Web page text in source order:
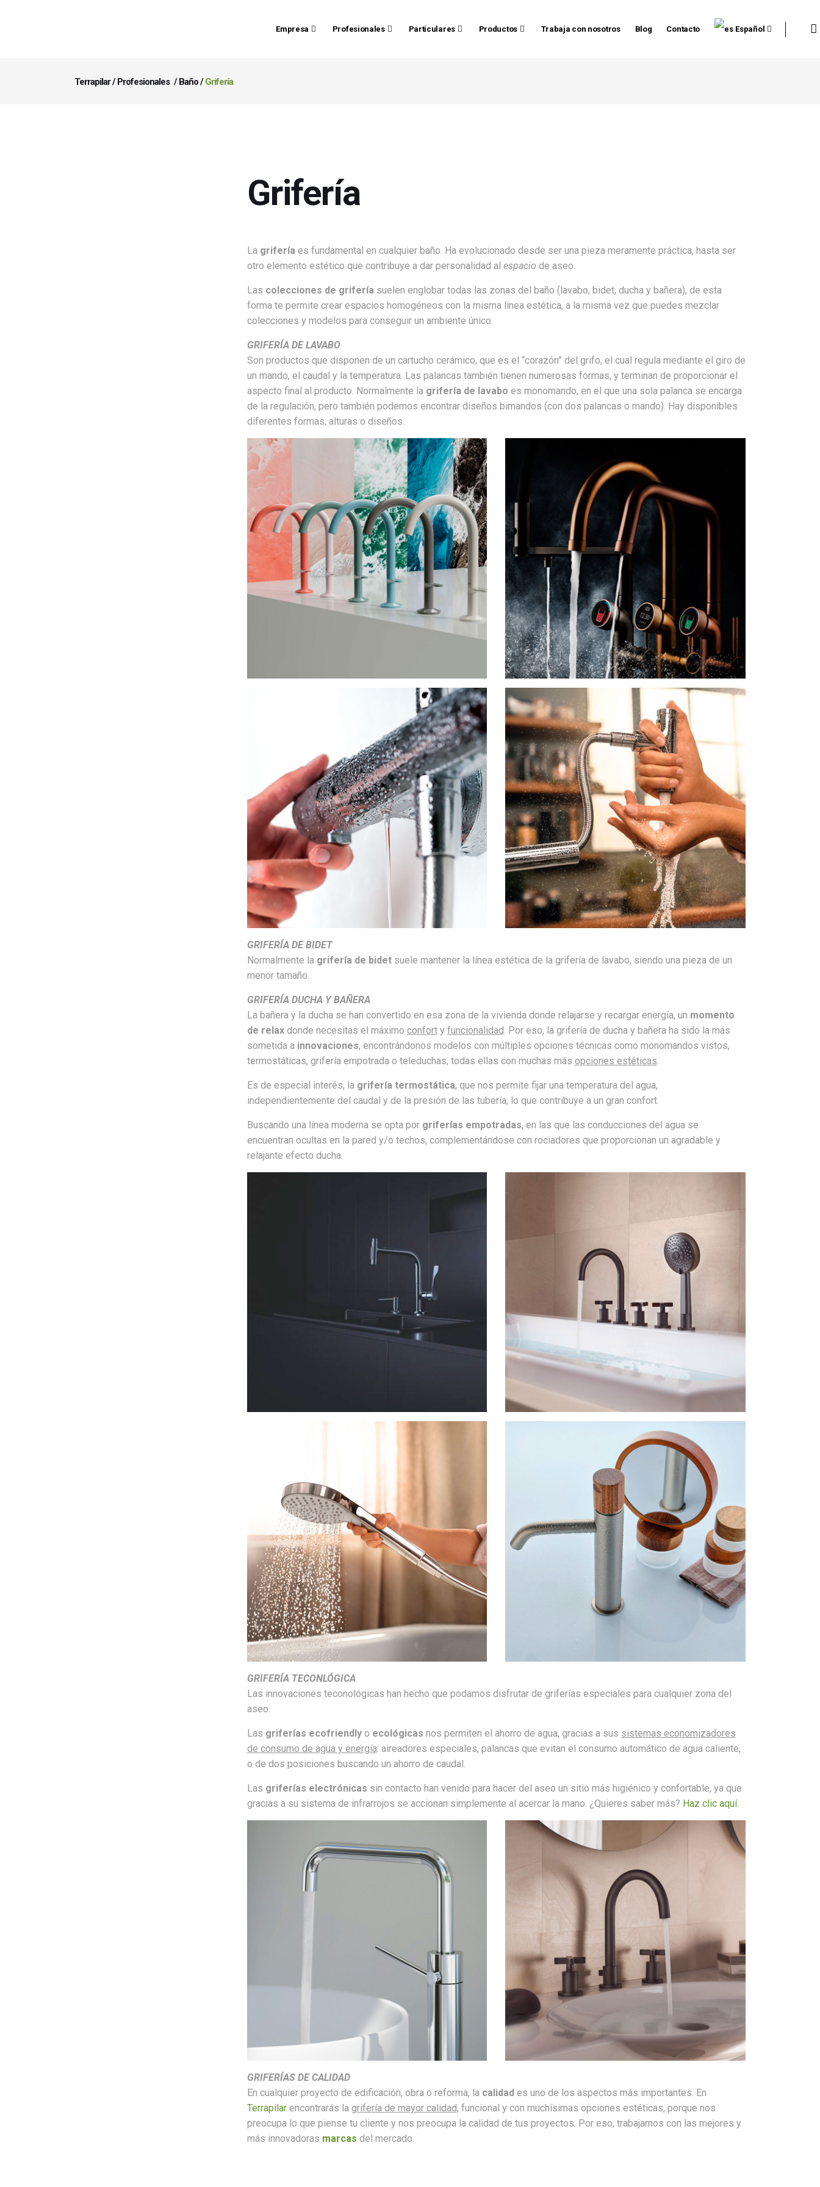
Empresa Profesionales Particulares Productos Trabaja con nosotros Blog Contacto Español
Terrapilar/Profesionales /Baño/Grifería
Grifería
La grifería es fundamental en cualquier baño. Ha evolucionado desde ser una pieza meramente práctica, hasta ser
otro elemento estético que contribuye a dar personalidad al espacio de aseo.
Las colecciones de grifería suelen englobar todas las zonas del baño (lavabo, bidet, ducha y bañera), de esta
forma te permite crear espacios homogéneos con la misma línea estética, a la misma vez que puedes mezclar
colecciones y modelos para conseguir un ambiente único.
GRIFERÍA DE LAVABO
Son productos que disponen de un cartucho cerámico, que es el “corazón” del grifo, el cual regula mediante el giro de
un mando, el caudal y la temperatura. Las palancas también tienen numerosas formas, y terminan de proporcionar el
aspecto final al producto. Normalmente lagrifería de lavabo es monomando, en el que una sola palanca se encarga
de la regulación, pero también podemos encontrar diseños bimandos (con dos palancas o mando). Hay disponibles
diferentes formas, alturas o diseños.
GRIFERÍA DE BIDET
Normalmente la grifería de bidetsuele mantener la línea estética de la grifería de lavabo, siendo una pieza de un
menor tamaño.
GRIFERÍA DUCHA Y BAÑERA
La bañera y la ducha se han convertido en esa zona de la vivienda donde relajarse y recargar energía, un momento
de relaxdonde necesitas el máximo conforty funcionalidad . Por eso, la grifería de ducha y bañera ha sido la más
sometida a innovaciones, encontrándonos modelos con múltiples opciones técnicas como monomandos vistos,
termostáticas, grifería empotrada o teleduchas, todas ellas con muchas más opciones estéticas
Es de especial interés, la grifería termostática, que nos permite fijar una temperatura del agua,
independientemente del caudal y de la presión de las tubería, lo que contribuye a un gran confort.
Buscando una línea moderna se opta por griferías empotradas, en las que las conducciones del agua se
encuentran ocultas en la pared y/o techos, complementándose con rociadores que proporcionan un agradable y
relajante efecto ducha.
GRIFERÍA TECONLÓGICA
Las innovaciones teconológicas han hecho que podamos disfrutar de griferías especiales para cualquier zona del
aseo.
Las griferías ecofriendlyo ecológicas nos permiten el ahorro de agua, gracias a sus sistemas economizadores
de consumo de agua y energía: aireadores especiales, palancas que evitan el consumo automático de agua caliente,
o de dos posiciones buscando un ahorro de caudal.
Las griferías electrónicas sin contacto han venido para hacer del aseo un sitio más higiénico y confortable, ya que
gracias a su sistema de infrarrojos se accionan simplemente al acercar la mano. ¿Quieres saber más? Haz clic aquí.
GRIFERÍAS DE CALIDAD
En cualquier proyecto de edificación, obra o reforma, la calidades uno de los aspectos más importantes. En
Terrapilarencontrarás la grifería de mayor calidad, funcional y con muchísimas opciones estéticas, porque nos
preocupa lo que piense tu cliente y nos preocupa la calidad de tus proyectos. Por eso, trabajamos con las mejores y
más innovadoras marcas del mercado.